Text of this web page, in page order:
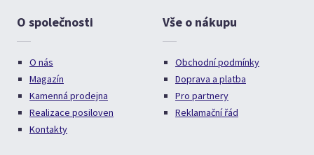
O společnosti
O nás
Magazín
Kamenná prodejna
Realizace posiloven
Kontakty
Vše o nákupu
Obchodní podmínky
Doprava a platba
Pro partnery
Reklamační řád